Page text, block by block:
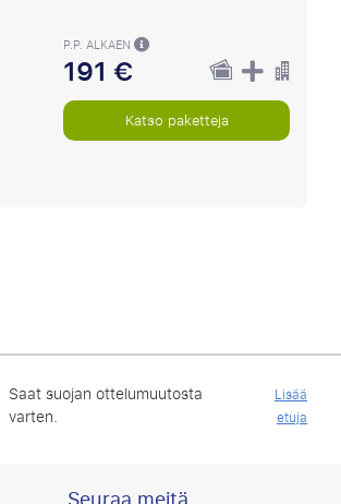
P.P. ALKAEN
191 €
Katso paketteja
Saat suojan ottelumuutosta
varten.
Lisää
etuja